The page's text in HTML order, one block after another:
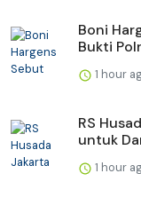
Boni
Bukti
1 hour
RS
untuk
1 hour